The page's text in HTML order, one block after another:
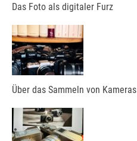
Das Foto als digitaler Furz
Über das Sammeln von Kameras